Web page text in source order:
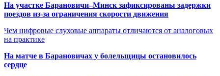
На участке Барановичи–Минск зафиксированы задержки
поездов из-за ограничения скорости движения
Чем цифровые слуховые аппараты отличаются от аналоговых
на практике
На матче в Барановичах у болельщицы остановилось
сердце